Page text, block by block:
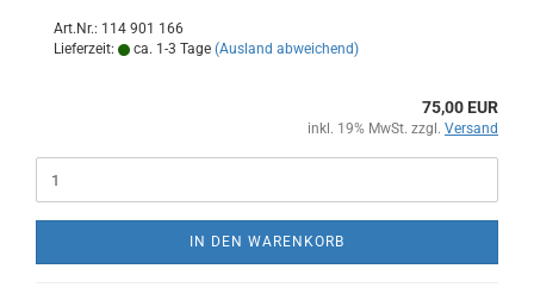
Art.Nr.: 114 901 166
Lieferzeit:
ca. 1-3 Tage (Ausland abweichend)
75,00 EUR
inkl. 19% MwSt. zzgl. Versand
IN DEN WARENKORB